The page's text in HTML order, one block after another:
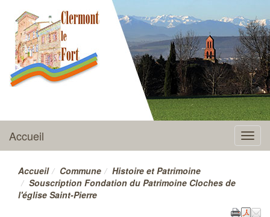
CLERMONT-LE-FORT
Menu
Accueil
Accueil Commune
Histoire et Patrimoine
Souscription Fondation du Patrimoine Cloches de
l'église Saint-Pierre